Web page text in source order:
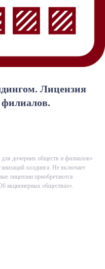
Лицензия
филиалов.
дочерних обществ и филиалов»
холдинга. Не включает
лицензии приобретаются
акционерных обществах».